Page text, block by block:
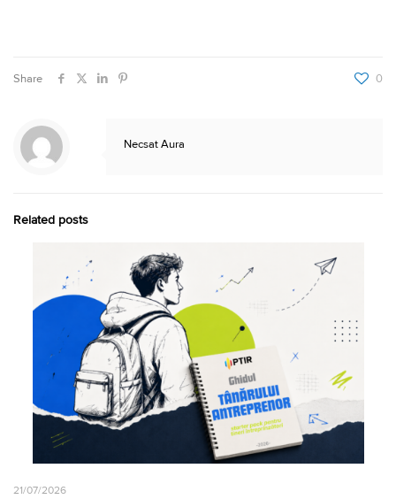
Share 0
Necsat Aura
Related posts
21/07/2026